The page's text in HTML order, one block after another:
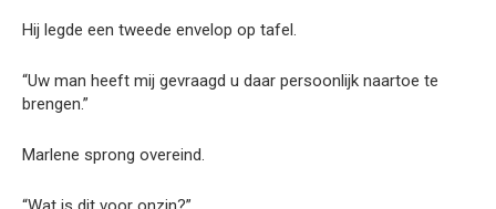
Hij legde een tweede envelop op tafel.
“Uw man heeft mij gevraagd u daar persoonlijk naartoe te
brengen.”
Marlene sprong overeind.